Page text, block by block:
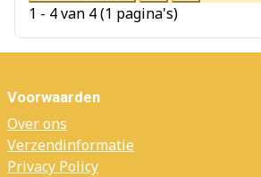
1 - 4 van 4 (1 pagina's)
Voorwaarden
Over ons
Verzendinformatie
Privacy Policy